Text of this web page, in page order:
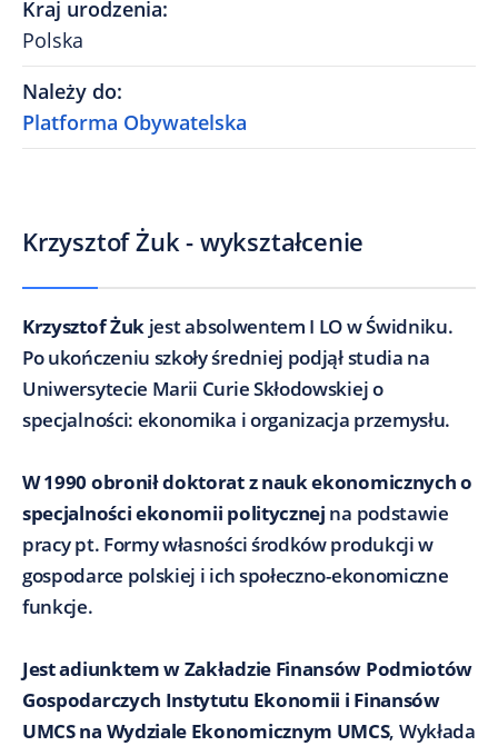
Kraj urodzenia:
Polska
Należy do:
Platforma Obywatelska
Krzysztof Żuk - wykształcenie
Krzysztof Żukjest absolwentem I LO w Świdniku.
Po ukończeniu szkoły średniej podjął studia na
Uniwersytecie Marii Curie Skłodowskiej o
specjalności: ekonomika i organizacja przemysłu.
W 1990 obronił doktorat z nauk ekonomicznych o
specjalności ekonomii politycznej na podstawie
pracy pt. Formy własności środków produkcji w
gospodarce polskiej i ich społeczno-ekonomiczne
funkcje.
Jest adiunktem w Zakładzie Finansów Podmiotów
Gospodarczych Instytutu Ekonomii i Finansów
UMCS na Wydziale Ekonomicznym UMCS, Wykłada